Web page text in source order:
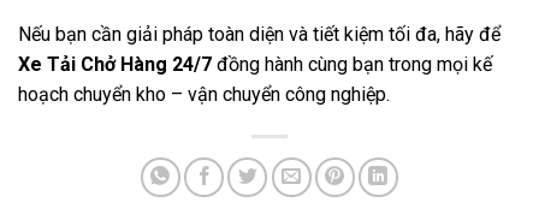
Nếu bạn cần giải pháp toàn diện và tiết kiệm tối đa, hãy để
Xe Tải Chở Hàng 24/7 đồng hành cùng bạn trong mọi kế
hoạch chuyển kho – vận chuyển công nghiệp.